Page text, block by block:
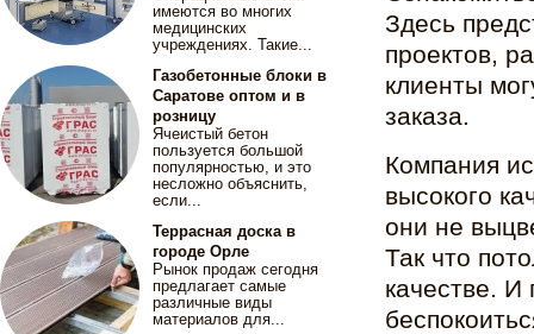
имеются во многих
медицинских
учреждениях. Такие...
Газобетонные блоки в
Саратове оптом и в
розницу
Ячеистый бетон
пользуется большой
популярностью, и это
несложно объяснить,
если...
Террасная доска в
городе Орле
Рынок продаж сегодня
предлагает самые
различные виды
материалов для...
Здесь
проектов,
клиенты
заказа.
Компания
высокого
они не
Так что
качестве. И